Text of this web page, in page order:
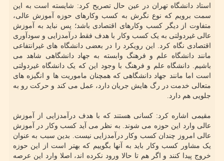
استاد دانشگاه تهران در عین حال تصریح کرد: شایسته است به این
سمت برویم که نوع نگرش به کسب وکارهای حوزه آموزش عالی،
متفاوت از دیگر کسب وکارهای اقتصادی باشد؛ پس نباید به آموزش
عالی غیردولتی به یک کسب وکار با هدف فقط درآمدزایی و سودآوری
اقتصادی نگاه کرد. این رویکرد را در بعضی دانشگاه های غیرانتفاعی
مانند دانشگاه علم و فرهنگ وابسته به جهاد دانشگاهی شاهد می
باشیم. دانشگاه علم و فرهنگ با وجود این که یک دانشگاه غیردولتی
است اما مانند جهاد دانشگاهی که همچنان ماموریت ها و انگیزه های
متعالی خدمت در رگ هایش جریان دارد، عمل می کند و حرکت رو به
جلویی هم دارد.
مقیمی اشاره کرد: کسانی هستند که با هدف درآمدزایی از آموزش
عالی وارد این حوزه می شوند. به نظر می آید کسب وکار در آموزش
عالی امروز چندان کسب وکار درآمدزایی نیست. بدین سبب به عنوان
یک مشاور کسب وکار باید به آنها بگوییم که بهتر است از این حوزه
خروج پیدا کنند و اگر هم تا حالا ورود نکرده اند، اصلا وارد این عرصه